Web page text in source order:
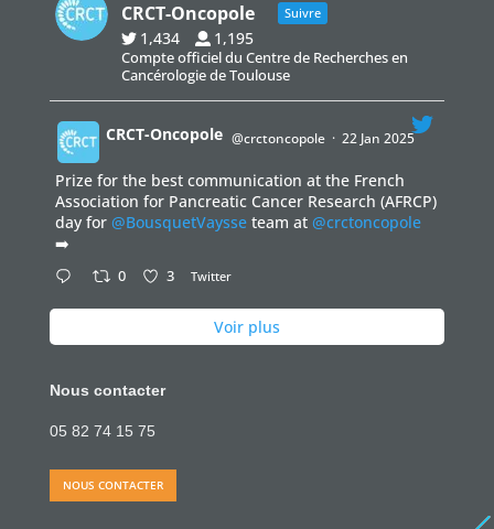
CRCT-Oncopole Suivre
1,434 1,195
Compte officiel du Centre de Recherches en
Cancérologie de Toulouse
;
CRCT-Oncopole @crctoncopole · 22 Jan 2025
Prize for the best communication at the French
Association for Pancreatic Cancer Research (AFRCP)
day for @BousquetVaysseteam at @crctoncopole
➡️
0 3 Twitter
Voir plus
Nous contacter
05 82 74 15 75
NOUS CONTACTER